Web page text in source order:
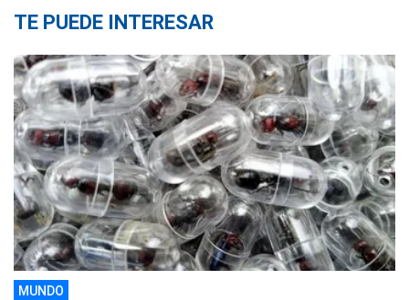
TE PUEDE INTERESAR
MUNDO